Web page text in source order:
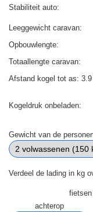
Stabiliteit auto:
Leeggewicht caravan:
Opbouwlengte:
Totaallengte caravan:
Afstand kogel tot as: 3.9
Kogeldruk onbeladen:
Gewicht van de
Verdeel de lading in kg
achterop